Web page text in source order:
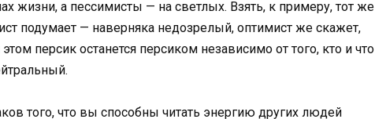
жизни, а пессимисты — на светлых. Взять, к примеру, тот же
подумает — наверняка недозрелый, оптимист же скажет,
персик останется персиком независимо от того, кто и что
того, что вы способны читать энергию других людей